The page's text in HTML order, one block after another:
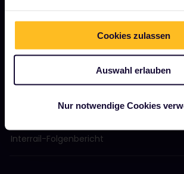
Cookies zulassen
Auswahl erlauben
Nur notwendige Cookies
Stellenangebote
Interrail-Folgenbericht